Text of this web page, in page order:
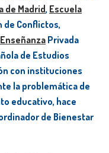
de Madrid, Escuela
de Conflictos,
Privada
de Estudios
con instituciones
la problemática de
educativo, hace
de Bienestar